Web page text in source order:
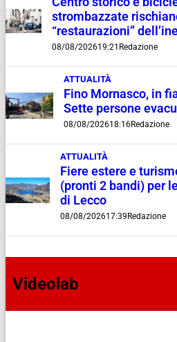
strombazzate
“restaurazioni”
08/08/202619:21 Redazione
ATTUALITÀ
Fino Mornasco, in
Sette persone
08/08/202618:16Redazione
ATTUALITÀ
Fiere estere e
(pronti 2 bandi) per
di Lecco
08/08/202617:39 Redazione
Videolab